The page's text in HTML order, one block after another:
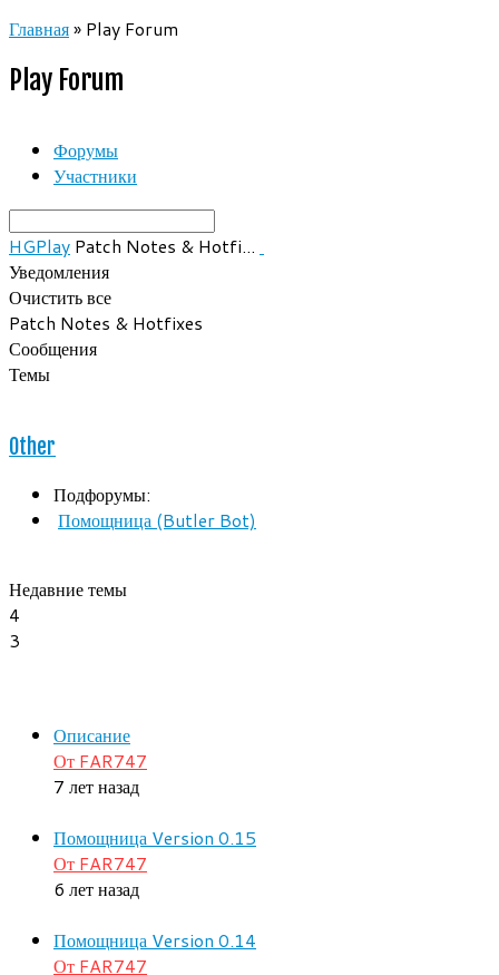
Главная» Play Forum
Play Forum
Форумы
Участники
HGPlay Patch Notes & Hotfi...
Уведомления
Очистить все
Patch Notes & Hotfixes
Сообщения
Темы
Other
Подфорумы:
Помощница (Butler Bot)
Недавние темы
4
3
Описание
От FAR747
7 лет назад
Помощница Version 0.15
От FAR747
6 лет назад
Помощница Version 0.14
От FAR747